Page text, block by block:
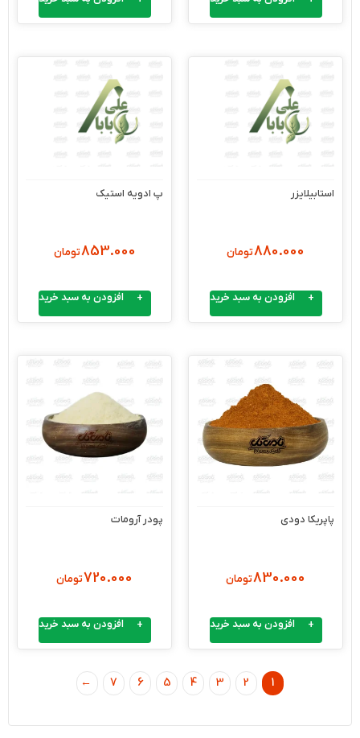
استابیلایزر
880.000تومان
افزودن به سبد خرید
پ ادویه استیک
853.000تومان
افزودن به سبد خرید
پاپریکا دودی
830.000تومان
افزودن به سبد خرید
پودر آرومات
720.000تومان
افزودن به سبد خرید
1
2
3
4
5
6
7
←